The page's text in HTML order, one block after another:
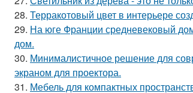
28. Терракотовый цвет в интерьере
29. На юге Франции средневековый
дом.
30. Минималистичное решение для
экраном для проектора.
31. Мебель для компактных